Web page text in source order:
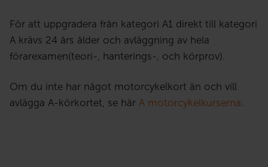
För att uppgradera från kategori A1 direkt till kategori
A krävs 24 års ålder och avläggning av hela
förarexamen(teori-, hanterings-, och körprov).
Om du inte har något motorcykelkort än och vill
avlägga A-körkortet, se här A motorcykelkurserna